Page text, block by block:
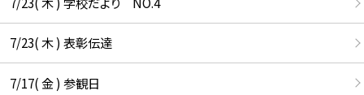
7/23( 木 ) 表彰伝達
7/17( 金 ) 参観日